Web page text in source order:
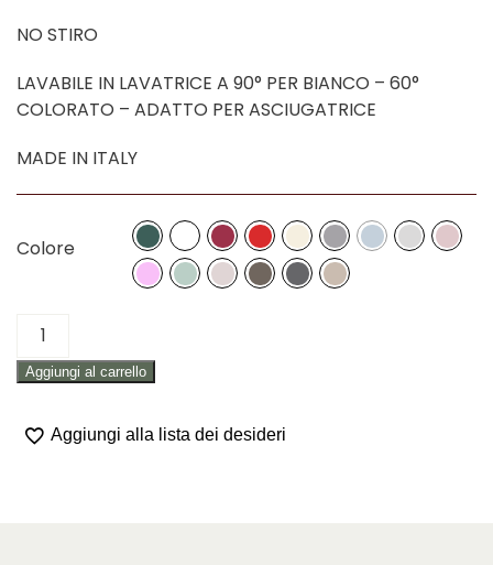
NO STIRO
LAVABILE IN LAVATRICE A 90° PER BIANCO – 60°
COLORATO – ADATTO PER ASCIUGATRICE
MADE IN ITALY
Colore
LENZUOLO
CON
"MATRIMONIALE"
Aggiungi al carrello
Aggiungi alla lista dei desideri